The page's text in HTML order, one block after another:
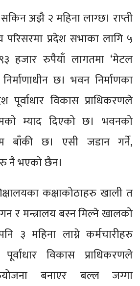
अझै २ महिना लाग्छ। राप्ती
परिसरमा प्रदेश सभाका लागि ५
हजार रुपैयाँ लागतमा ‘मेटल
छ। भवन निर्माणका
पूर्वाधार विकास प्राधिकरणले
म्याद दिएको छ। भवनको
बाँकी छ। एसी जडान गर्ने,
नै भएको छैन।
कक्षाकोठाहरु खाली त
र मन्त्रालय बस्न मिल्ने खालको
३ महिना लाग्ने कर्मचारीहरु
विकास प्राधिकरणले
बनाएर बल्ल जग्गा